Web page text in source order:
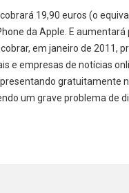
19,90 euros (o
da Apple. E
em janeiro de 2011,
e empresas de notícias
gratuitamente
um grave problema de